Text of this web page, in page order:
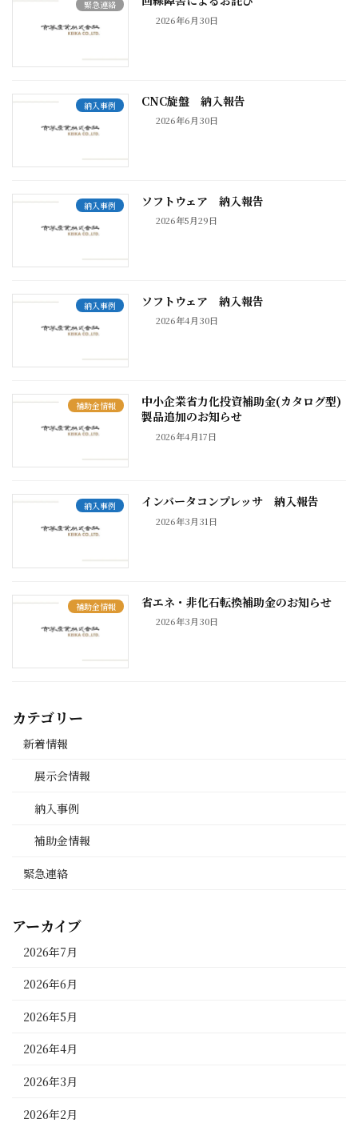
緊急連絡
2026年6月30日
納入事例 CNC旋盤 納入報告
2026年6月30日
納入事例 ソフトウェア 納入報告
2026年5月29日
納入事例 ソフトウェア 納入報告
2026年4月30日
補助金情報
中小企業省力化投資補助金(カタログ型)
製品追加のお知らせ
2026年4月17日
納入事例 インバータコンプレッサ 納入報告
2026年3月31日
補助金情報 省エネ・非化石転換補助金のお知らせ
2026年3月30日
カテゴリー
新着情報
展示会情報
納入事例
補助金情報
緊急連絡
アーカイブ
2026年7月
2026年6月
2026年5月
2026年4月
2026年3月
2026年2月